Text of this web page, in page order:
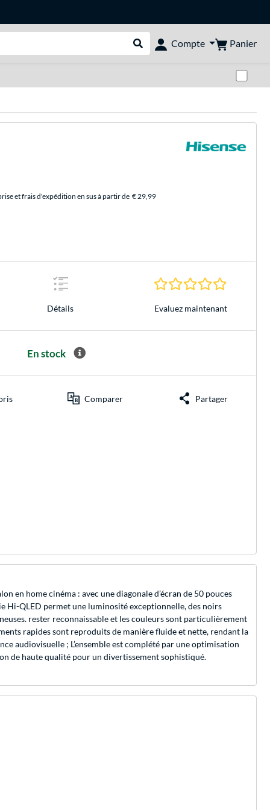
Rechercher dans le shop
Compte Panier
et frais d'expédition en sus à partir de € 29,99
Détails
0.0 Étoiles
Evaluez maintenant
En stock
Comparer Partager
en home cinéma : avec une diagonale d’écran de 50 pouces
Hi-QLED permet une luminosité exceptionnelle, des noirs
rester reconnaissable et les couleurs sont particulièrement
rapides sont reproduits de manière fluide et nette, rendant la
audiovisuelle ; L’ensemble est complété par une optimisation
de haute qualité pour un divertissement sophistiqué.